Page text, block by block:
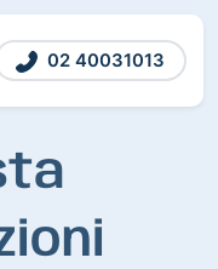
02 40031013